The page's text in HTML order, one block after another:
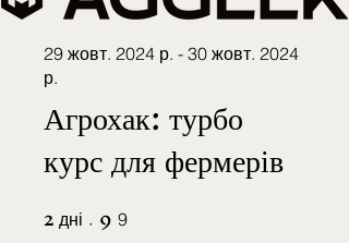
Агрохак: турбо
курс для фермерів
29 жовт. 2024 р. - 30 жовт. 2024
р.
2 дні 2 дні9 9